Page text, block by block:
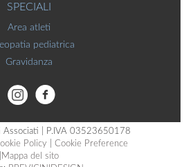
SPECIALI
Area atleti
pediatrica
Gravidanza
| P.IVA 03523650178
Policy
Cookie Preference
Mappa del sito